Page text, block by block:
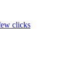
clicks